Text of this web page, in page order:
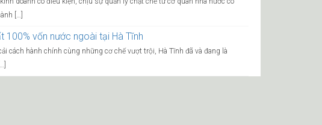
[…]
100% vốn nước ngoài tại Hà Tĩnh
cách hành chính cùng những cơ chế vượt trội, Hà Tĩnh đã và đang là